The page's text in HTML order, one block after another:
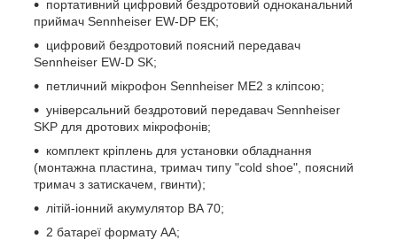
портативний цифровий бездротовий одноканальний
приймач Sennheiser EW-DP EK;
цифровий бездротовий поясний передавач
Sennheiser EW-D SK;
петличний мікрофон Sennheiser ME2 з кліпсою;
універсальний бездротовий передавач Sennheiser
SKP для дротових мікрофонів;
комплект кріплень для установки обладнання
(монтажна пластина, тримач типу "cold shoe", поясний
тримач з затискачем, гвинти);
літій-іонний акумулятор BA 70;
2 батареї формату АА;